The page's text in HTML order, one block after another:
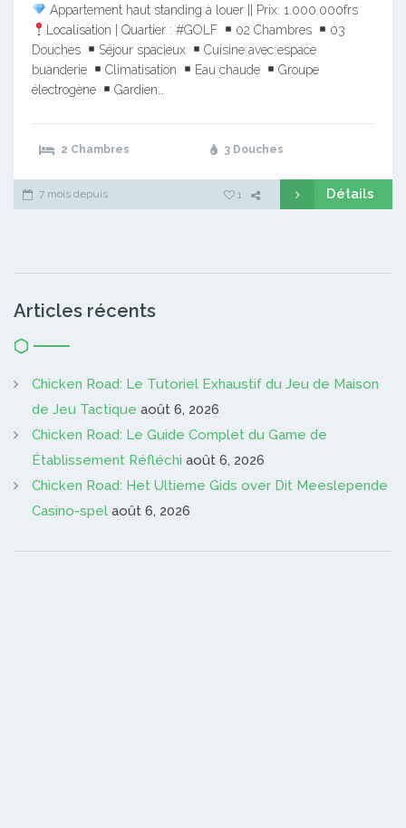
Appartement haut standing à louer || Prix: 1.000.000frs
Localisation | Quartier : #GOLF
02 Chambres
03
Douches
Séjour spacieux
Cuisine avec espace
buanderie
Climatisation Eau chaude
Groupe
électrogène
Gardien…
2 Chambres 3 Douches
7 mois depuis 1 Détails
Articles récents
Chicken Road: Le Tutoriel Exhaustif du Jeu de Maison
de Jeu Tactique août 6, 2026
Chicken Road: Le Guide Complet du Game de
Établissement Réfléchi août 6, 2026
Chicken Road: Het Ultieme Gids over Dit Meeslepende
Casino-spel août 6, 2026